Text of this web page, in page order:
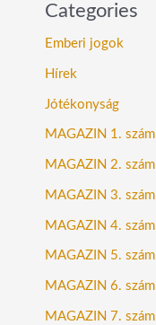
Categories
Emberi jogok
Hírek
Jótékonyság
MAGAZIN 1. szám
MAGAZIN 2. szám
MAGAZIN 3. szám
MAGAZIN 4. szám
MAGAZIN 5. szám
MAGAZIN 6. szám
MAGAZIN 7. szám